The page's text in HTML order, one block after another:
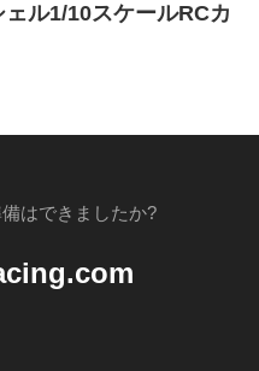
ル1/10スケールRCカ
はできましたか?